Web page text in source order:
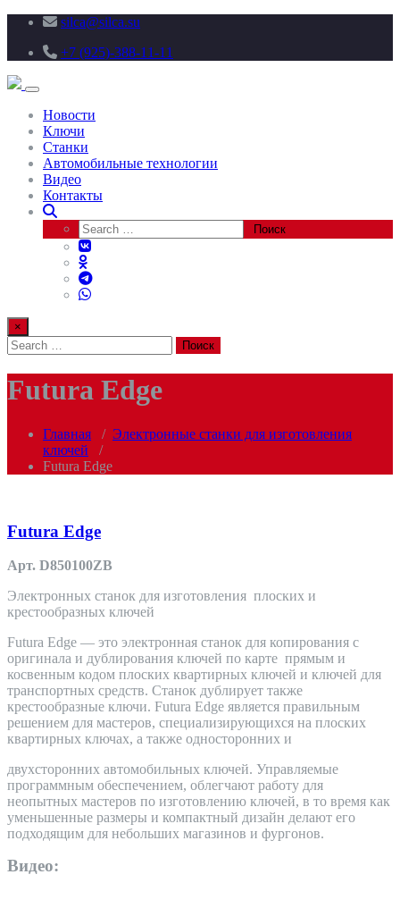
silca@silca.su
+7 (925)-388-11-11
Toggle navigation
Новости
Ключи
Станки
Автомобильные технологии
Видео
Контакты
×
Futura Edge
Главная / Электронные станки для изготовления
ключей /
Futura Edge
Futura Edge
Арт. D850100ZB
Электронных станок для изготовления плоских и
крестообразных ключей
Futura Edge — это электронная станок для копирования с
оригинала и дублирования ключей по карте прямым и
косвенным кодом плоских квартирных ключей и ключей для
транспортных средств. Станок дублирует также
крестообразные ключи. Futura Edge является правильным
решением для мастеров, специализирующихся на плоских
квартирных ключах, а также односторонних и
двухсторонних автомобильных ключей. Управляемые
программным обеспечением, облегчают работу для
неопытных мастеров по изготовлению ключей, в то время как
уменьшенные размеры и компактный дизайн делают его
подходящим для небольших магазинов и фургонов.
Видео: